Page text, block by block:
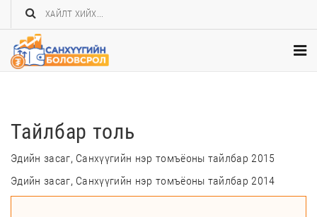
Тайлбар толь
Эдийн засаг, Санхүүгийн нэр томъёоны тайлбар 2015
Эдийн засаг, Санхүүгийн нэр томъёоны тайлбар 2014